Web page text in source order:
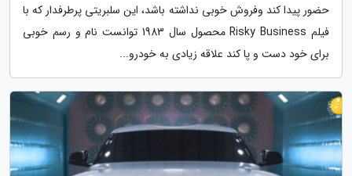
حضور پیدا کند وفروش خوبی نداشته باشد، این سلبریتی پرطرفدار که با
فیلم Risky Business محصول سال 1983 توانست نام و رسم خوبی
برای خود دست و پا کند علاقه زیادی به خودرو...